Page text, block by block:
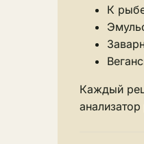
К
Каждый